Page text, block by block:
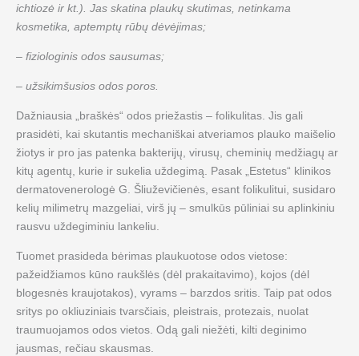
ichtiozė ir kt.). Jas skatina plaukų skutimas, netinkama
kosmetika, aptemptų rūbų dėvėjimas;
– fiziologinis odos sausumas;
– užsikimšusios odos poros.
Dažniausia „braškės“ odos priežastis – folikulitas. Jis gali
prasidėti, kai skutantis mechaniškai atveriamos plauko maišelio
žiotys ir pro jas patenka bakterijų, virusų, cheminių medžiagų ar
kitų agentų, kurie ir sukelia uždegimą. Pasak „Estetus“ klinikos
dermatovenerologė G. Šliuževičienės, esant folikulitui, susidaro
kelių milimetrų mazgeliai, virš jų – smulkūs pūliniai su aplinkiniu
rausvu uždegiminiu lankeliu.
Tuomet prasideda bėrimas plaukuotose odos vietose:
pažeidžiamos kūno raukšlės (dėl prakaitavimo), kojos (dėl
blogesnės kraujotakos), vyrams – barzdos sritis. Taip pat odos
sritys po okliuziniais tvarsčiais, pleistrais, protezais, nuolat
traumuojamos odos vietos. Odą gali niežėti, kilti deginimo
jausmas, rečiau skausmas.